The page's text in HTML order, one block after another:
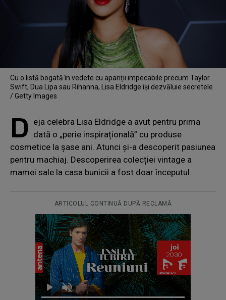
Cu o listă bogată în vedete cu apariții impecabile precum Taylor
Swift, Dua Lipa sau Rihanna, Lisa Eldridge își dezvăluie secretele
/ Getty Images
D eja celebra Lisa Eldridge a avut pentru prima
dată o „perie inspirațională” cu produse
cosmetice la șase ani. Atunci și-a descoperit pasiunea
pentru machiaj. Descoperirea colecției vintage a
mamei sale la casa bunicii a fost doar începutul.
ARTICOLUL CONTINUĂ DUPĂ RECLAMĂ